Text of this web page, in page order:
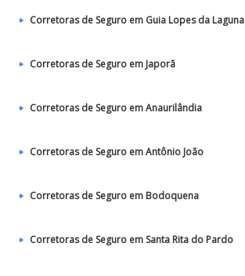
Corretoras de Seguro em Guia Lopes da Laguna
Corretoras de Seguro em Japorã
Corretoras de Seguro em Anaurilândia
Corretoras de Seguro em Antônio João
Corretoras de Seguro em Bodoquena
Corretoras de Seguro em Santa Rita do Pardo